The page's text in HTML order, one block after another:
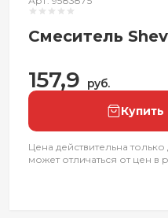
Смеситель
157,9 руб.
Купить
Цена действительна
может отличаться от цен в